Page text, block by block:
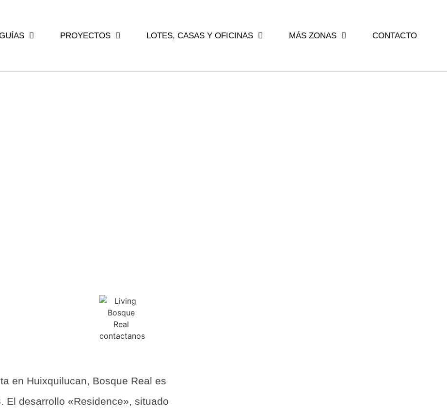
PROYECTOS LOTES, CASAS Y OFICINAS MÁS ZONAS CONTACTO
en Huixquilucan, Bosque Real es
El desarrollo «Residence», situado